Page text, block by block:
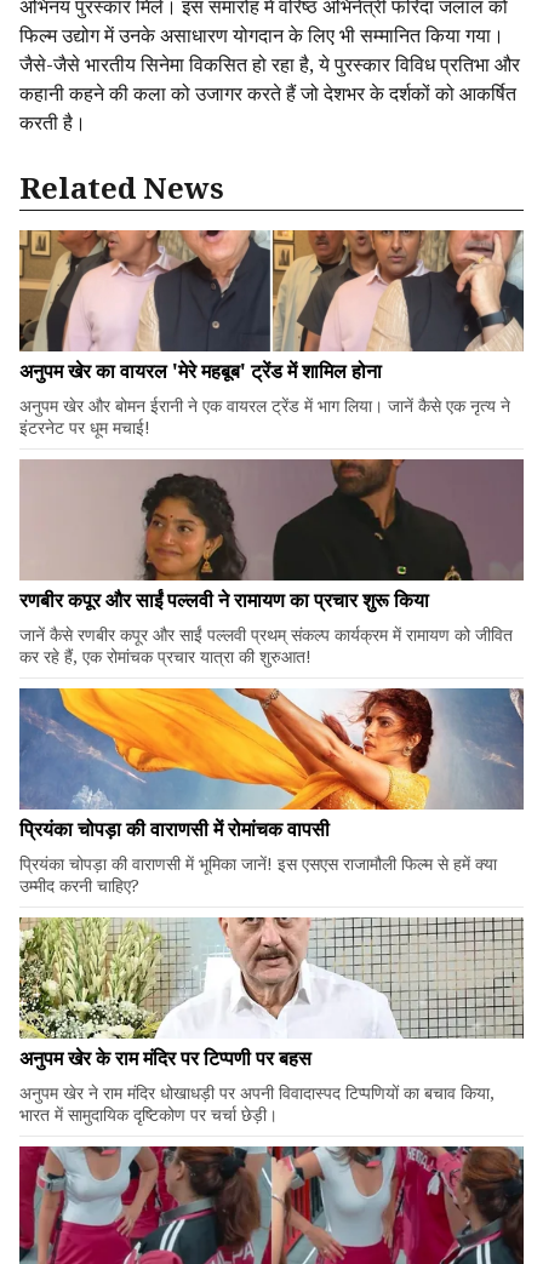
अभिनय पुरस्कार मिले। इस समारोह में वरिष्ठ अभिनेत्री फरिदा जलाल को
फिल्म उद्योग में उनके असाधारण योगदान के लिए भी सम्मानित किया गया।
जैसे-जैसे भारतीय सिनेमा विकसित हो रहा है, ये पुरस्कार विविध प्रतिभा और
कहानी कहने की कला को उजागर करते हैं जो देशभर के दर्शकों को आकर्षित
करती है।
Related News
अनुपम खेर का वायरल 'मेरे महबूब' ट्रेंड में शामिल होना
अनुपम खेर और बोमन ईरानी ने एक वायरल ट्रेंड में भाग लिया। जानें कैसे एक नृत्य ने
इंटरनेट पर धूम मचाई!
रणबीर कपूर और साईं पल्लवी ने रामायण का प्रचार शुरू किया
जानें कैसे रणबीर कपूर और साईं पल्लवी प्रथम् संकल्प कार्यक्रम में रामायण को जीवित
कर रहे हैं, एक रोमांचक प्रचार यात्रा की शुरुआत!
प्रियंका चोपड़ा की वाराणसी में रोमांचक वापसी
प्रियंका चोपड़ा की वाराणसी में भूमिका जानें! इस एसएस राजामौली फिल्म से हमें क्या
उम्मीद करनी चाहिए?
अनुपम खेर के राम मंदिर पर टिप्पणी पर बहस
अनुपम खेर ने राम मंदिर धोखाधड़ी पर अपनी विवादास्पद टिप्पणियों का बचाव किया,
भारत में सामुदायिक दृष्टिकोण पर चर्चा छेड़ी।